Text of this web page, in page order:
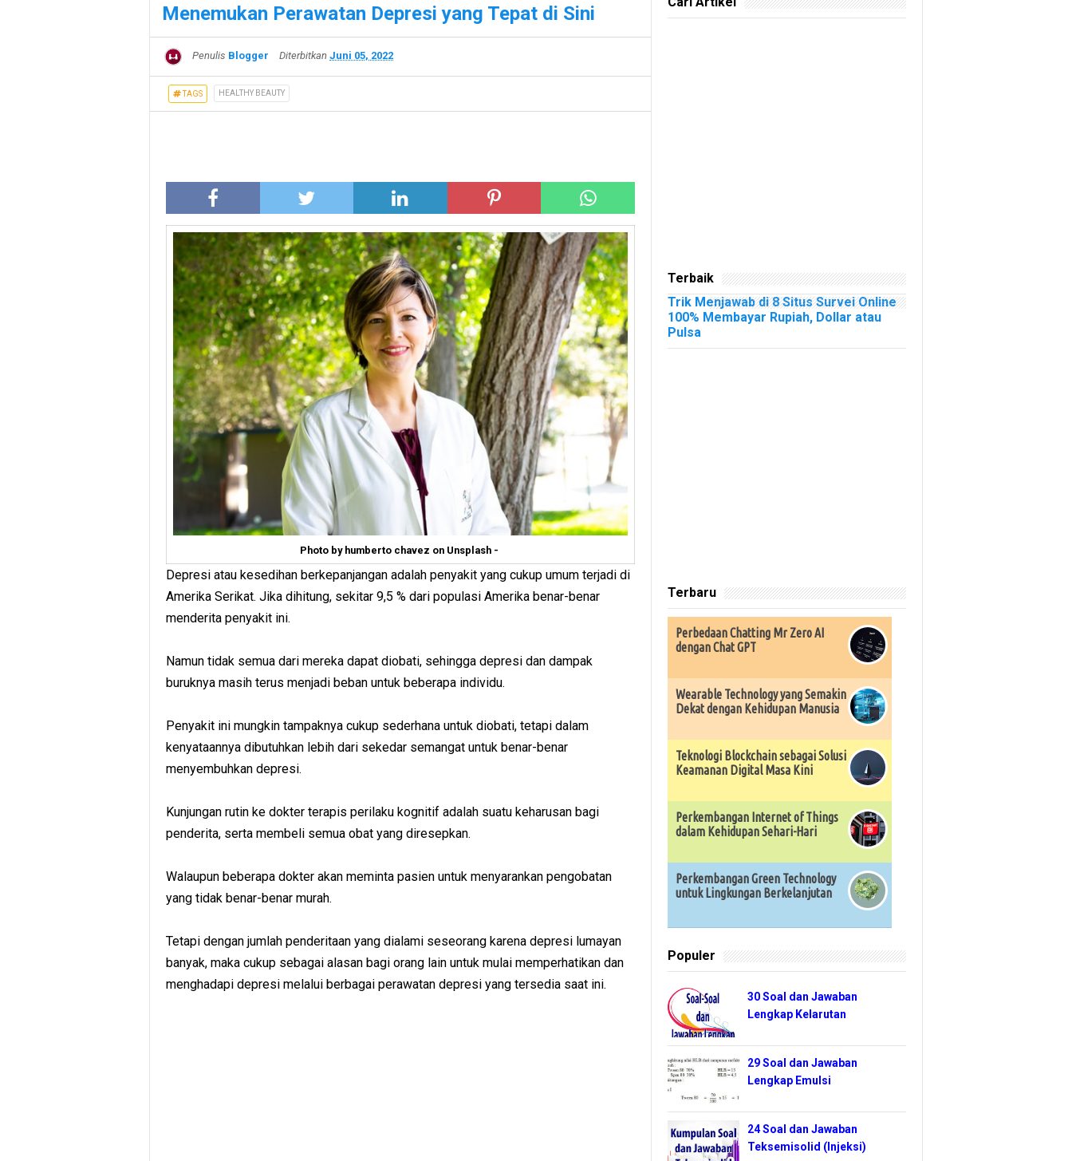
Menemukan Perawatan Depresi yang Tepat di Sini
Penulis Blogger Diterbitkan Juni 05, 2022
TAGS HEALTHY BEAUTY
Photo by humberto chavez on Unsplash -
Depresi atau kesedihan berkepanjangan adalah penyakit yang cukup umum terjadi di
Amerika Serikat. Jika dihitung, sekitar 9,5 % dari populasi Amerika benar-benar
menderita penyakit ini.
Namun tidak semua dari mereka dapat diobati, sehingga depresi dan dampak
buruknya masih terus menjadi beban untuk beberapa individu.
Penyakit ini mungkin tampaknya cukup sederhana untuk diobati, tetapi dalam
kenyataannya dibutuhkan lebih dari sekedar semangat untuk benar-benar
menyembuhkan depresi.
Kunjungan rutin ke dokter terapis perilaku kognitif adalah suatu keharusan bagi
penderita, serta membeli semua obat yang diresepkan.
Walaupun beberapa dokter akan meminta pasien untuk menyarankan pengobatan
yang tidak benar-benar murah.
Tetapi dengan jumlah penderitaan yang dialami seseorang karena depresi lumayan
banyak, maka cukup sebagai alasan bagi orang lain untuk mulai memperhatikan dan
menghadapi depresi melalui berbagai perawatan depresi yang tersedia saat ini.
Terbaik
Trik Menjawab di 8 Situs Survei Online
100% Membayar Rupiah, Dollar atau
Pulsa
Terbaru
Perbedaan Chatting Mr Zero AI
dengan Chat GPT
Wearable Technology yang Semakin
Dekat dengan Kehidupan Manusia
Teknologi Blockchain sebagai Solusi
Keamanan Digital Masa Kini
Perkembangan Internet of Things
dalam Kehidupan Sehari-Hari
Perkembangan Green Technology
untuk Lingkungan Berkelanjutan
Populer
30 Soal dan Jawaban
Lengkap Kelarutan
29 Soal dan Jawaban
Lengkap Emulsi
24 Soal dan Jawaban
Teksemisolid (Injeksi)